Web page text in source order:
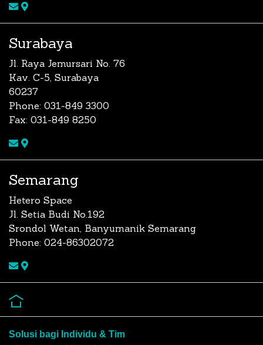
Surabaya
Jl. Raya Jemursari No. 76
Kav. C-5, Surabaya
60237
Phone: 031-849 3300
Fax: 031-849 8250
Semarang
Hetero Space
Jl. Setia Budi No.192
Srondol Wetan, Banyumanik Semarang
Phone: 024-86302072
Solusi bagi Individu & Tim